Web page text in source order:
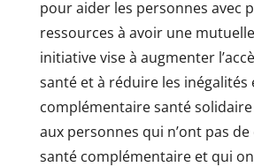
pour aider les personnes avec
ressources à avoir une
initiative vise à augmenter
santé et à réduire les inégalités
complémentaire santé
aux personnes qui n’ont pas
santé complémentaire et qui